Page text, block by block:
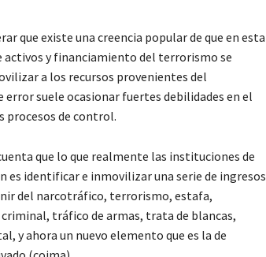
que existe una creencia popular de que en esta
activos y financiamiento del terrorismo se
a los recursos provenientes del
suele ocasionar fuertes debilidades en el
procesos de control.
que lo que realmente las instituciones de
es identificar e inmovilizar una serie de ingresos
del narcotráfico, terrorismo, estafa,
tráfico de armas, trata de blancas,
y ahora un nuevo elemento que es la de